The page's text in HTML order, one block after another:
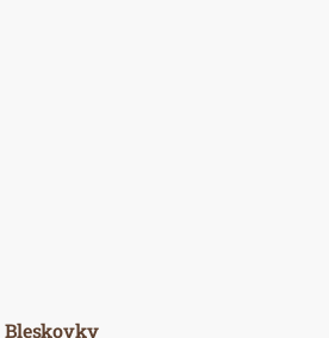
z druhé generace sauna mistrů
saunových ceremoniálů v ČR.
let nasbíral několik cenných
v saunových ceremoniálech. V
vícemistra světa v kategorii
Bleskovky